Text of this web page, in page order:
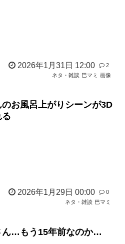
2026年1月31日 12:00
2
ネタ・雑談 巴マミ 画像
のお風呂上がりシーンが3D
2026年1月29日 00:00
0
ネタ・雑談 巴マミ
ん…もう15年前なのか…